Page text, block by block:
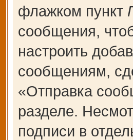
флажком пункт
сообщения,
настроить
сообщениям,
«Отправка
разделе.
подписи в